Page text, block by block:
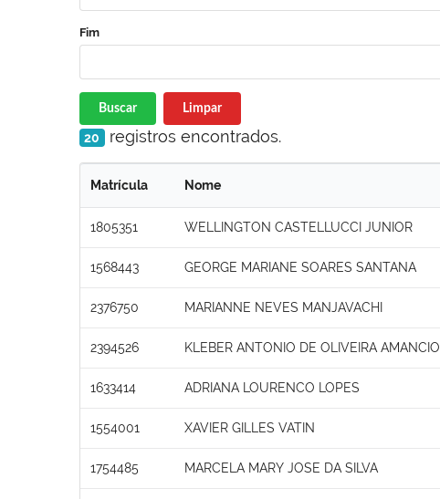
Fim
Buscar Limpar
20 registros encontrados.
Matrícula Nome
1805351 WELLINGTON CASTELLUCCI JUNIOR
1568443 GEORGE MARIANE SOARES SANTANA
2376750 MARIANNE NEVES MANJAVACHI
2394526 KLEBER ANTONIO DE OLIVEIRA AMANCIO
1633414 ADRIANA LOURENCO LOPES
1554001 XAVIER GILLES VATIN
1754485 MARCELA MARY JOSE DA SILVA